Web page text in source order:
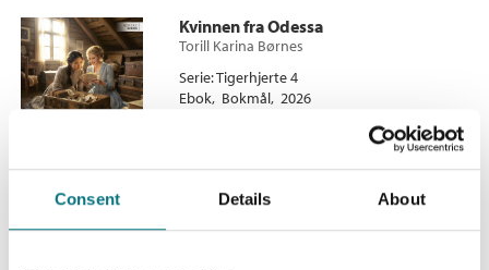
Consent Details About
Kvinnen fra Odessa
Torill Karina Børnes
Serie Tigerhjerte 4
Ebok Bokmål 2026
Torill Karina Børnes